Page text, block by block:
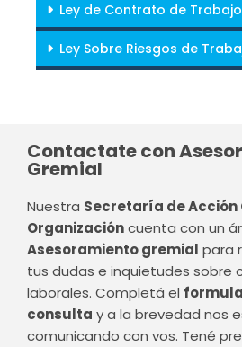
Ley de Contrato de Trabajo
Ley Sobre Riesgos de
Contactate con
Gremial
Nuestra Secretaría de Acción
Organizacióncuenta con un
Asesoramiento gremial para
tus dudas e inquietudes sobre
laborales. Completá el
consulta y a la brevedad nos
comunicando con vos. Tené